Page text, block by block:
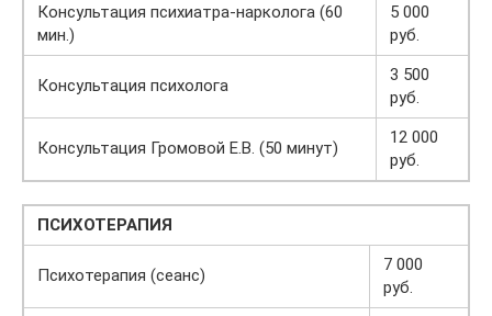
Консультация психиатра-нарколога (60
мин.)
5 000
руб.
Консультация психолога
3 500
руб.
Консультация Громовой Е.В. (50 минут)
12 000
руб.
ПСИХОТЕРАПИЯ
Психотерапия (сеанс)
7 000
руб.